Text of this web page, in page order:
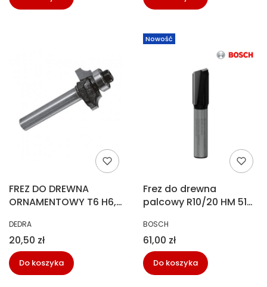
FREZ DO DREWNA
ORNAMENTOWY T6 H6,5
PRODUCENT
DEDRA
Cena
20,50 zł
Do koszyka
Nowość
Frez do drewna
palcowy R10/20 HM 510
PRODUCENT
BOSCH
Cena
61,00 zł
Do koszyka